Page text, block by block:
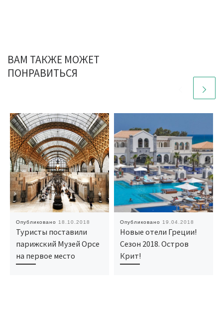
ВАМ ТАКЖЕ МОЖЕТ
ПОНРАВИТЬСЯ
Опубликовано 18.10.2018
Туристы поставили
парижский Музей Орсе
на первое место
Опубликовано 19.04.2018
Новые отели Греции!
Сезон 2018. Остров
Крит!